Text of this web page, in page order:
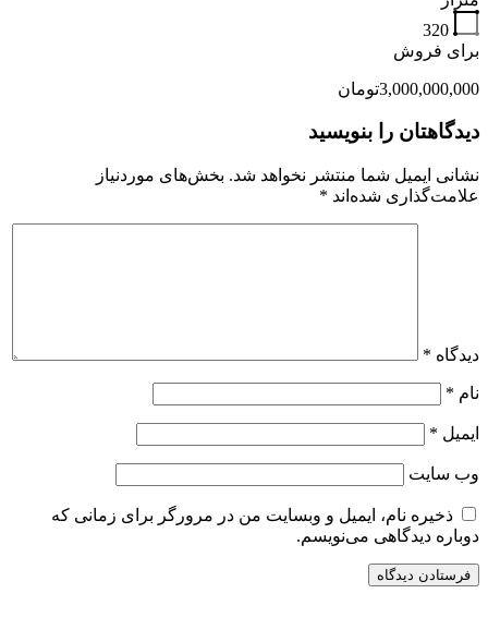
320
برای فروش
3,000,000,000تومان
دیدگاهتان را بنویسید
نشانی ایمیل شما منتشر نخواهد شد. بخش‌های موردنیاز
علامت‌گذاری شده‌اند *
دیدگاه *
نام *
ایمیل *
وب‌ سایت
ذخیره نام، ایمیل و وبسایت من در مرورگر برای زمانی که
دوباره دیدگاهی می‌نویسم.